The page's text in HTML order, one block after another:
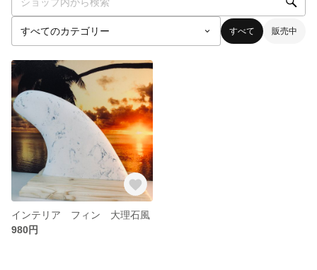
すべて 販売中
インテリア フィン 大理石風
980円